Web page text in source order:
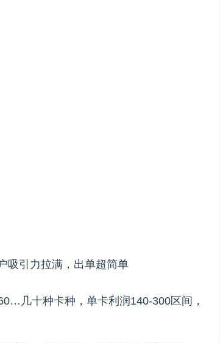
吸引力拉满，出单超简单
几十种卡种，单卡利润140-300区间，